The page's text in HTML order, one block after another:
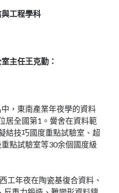
工程學科
主任王克勤：
，東南產業年夜學的資料
居全國第1。黌舍在資料範
結技巧國度重點試驗室、超
點試驗室等30余個國度級
工年夜在陶瓷基復合資料、